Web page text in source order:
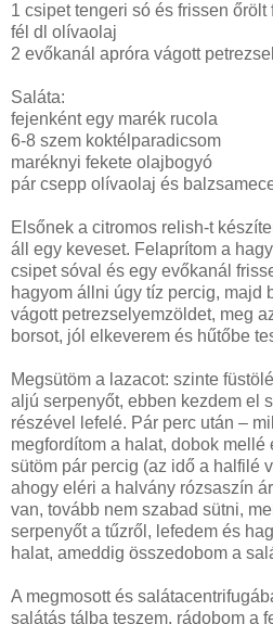
1 csipet tengeri só és frissen őrölt
fél dl olívaolaj
2 evőkanál apróra vágott
Saláta:
fejenként egy marék rucola
6-8 szem koktélparadicsom
maréknyi fekete olajbogyó
pár csepp olívaolaj és
Elsőnek a citromos relish-t
áll egy keveset. Felaprítom a
csipet sóval és egy evőkanál
hagyom állni úgy tíz percig, majd
vágott petrezselyemzöldet, meg
borsot, jól elkeverem és hűtőbe
Megsütöm a lazacot: szinte
aljú serpenyőt, ebben kezdem el
részével lefelé. Pár perc után –
megfordítom a halat, dobok mellé
sütöm pár percig (az idő a halfilé
ahogy eléri a halvány rózsaszín
van, tovább nem szabad sütni,
serpenyőt a tűzről, lefedem és
halat, ameddig összedobom a
A megmosott és
salátás tálba teszem, rádobom a